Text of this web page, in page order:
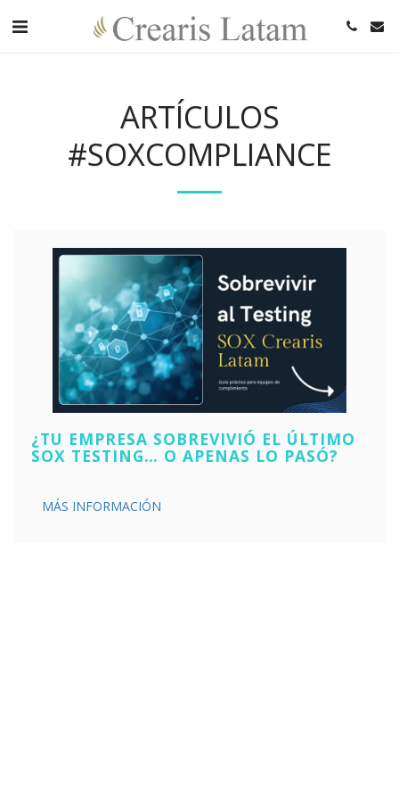
ARTÍCULOS
#SOXCOMPLIANCE
¿TU EMPRESA SOBREVIVIÓ EL ÚLTIMO
SOX TESTING… O APENAS LO PASÓ?
MÁS INFORMACIÓN